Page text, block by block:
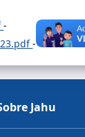
-
-
Jahu